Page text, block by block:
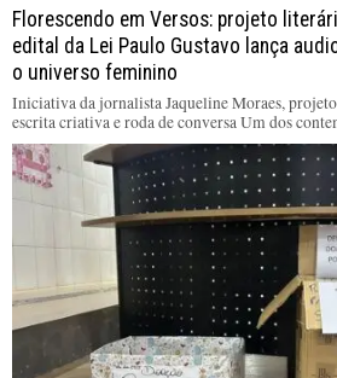
Florescendo em Versos: projeto
edital da Lei Paulo Gustavo lança
o universo feminino
Iniciativa da jornalista Jaqueline Moraes,
escrita criativa e roda de conversa Um dos